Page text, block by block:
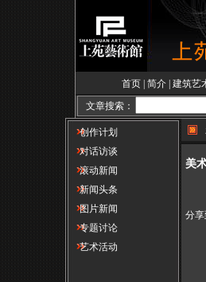
首页 简介 建筑艺
文章搜索：
创作计划
对话访谈
滚动新闻
新闻头条
图片新闻
专题讨论
艺术活动
美
分